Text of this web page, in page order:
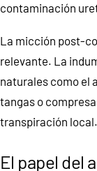
contaminación
La micción post-
relevante. La
naturales como el
tangas o
transpiración local.
El papel del